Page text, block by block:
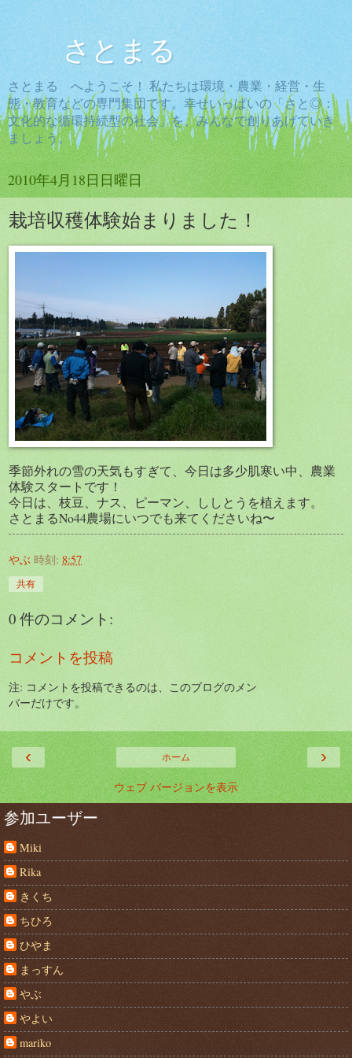
さとまる
さとまる へようこそ！ 私たちは環境・農業・経営・生
態・教育などの専門集団です。幸せいっぱいの「さと◎：
文化的な循環持続型の社会」を、みんなで創りあげていき
ましょう。
2010年4月18日日曜日
栽培収穫体験始まりました！
季節外れの雪の天気もすぎて、今日は多少肌寒い中、農業
体験スタートです！
今日は、枝豆、ナス、ピーマン、ししとうを植えます。
さとまるNo44農場にいつでも来てくださいね〜
やぶ 時刻: 8:57
共有
0 件のコメント:
コメントを投稿
注: コメントを投稿できるのは、このブログのメン
バーだけです。
‹ ›
ホーム
ウェブ バージョンを表示
参加ユーザー
Miki
Rika
きくち
ちひろ
ひやま
まっすん
やぶ
やよい
mariko